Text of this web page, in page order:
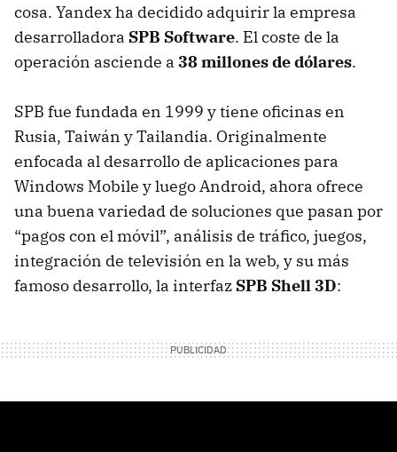
cosa. Yandex ha decidido adquirir la empresa
desarrolladora SPB Software. El coste de la
operación asciende a 38 millones de dólares.
SPB fue fundada en 1999 y tiene oficinas en
Rusia, Taiwán y Tailandia. Originalmente
enfocada al desarrollo de aplicaciones para
Windows Mobile y luego Android, ahora ofrece
una buena variedad de soluciones que pasan por
“pagos con el móvil”, análisis de tráfico, juegos,
integración de televisión en la web, y su más
famoso desarrollo, la interfaz SPB Shell 3D: